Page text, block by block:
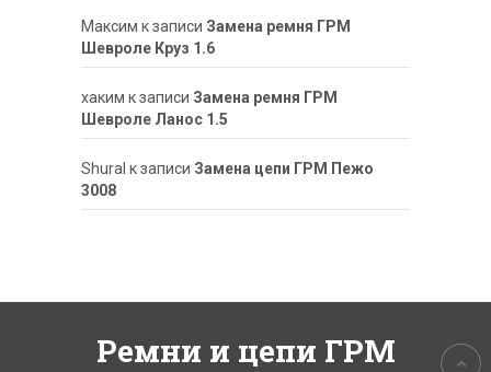
Максим к записи Замена ремня ГРМ
Шевроле Круз 1.6
хаким к записи Замена ремня ГРМ
Шевроле Ланос 1.5
ShuraI к записи Замена цепи ГРМ Пежо
3008
Ремни и цепи ГРМ